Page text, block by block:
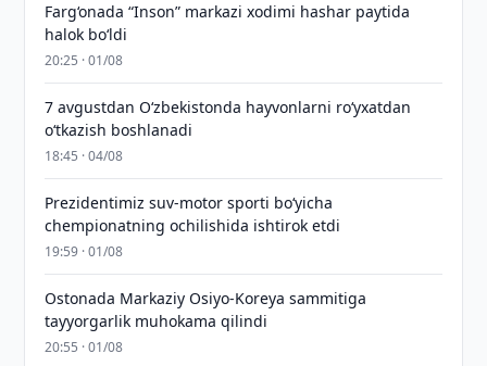
Farg‘onada “Inson” markazi xodimi hashar paytida
halok bo‘ldi
20:25 · 01/08
7 avgustdan O‘zbekistonda hayvonlarni ro‘yxatdan
o‘tkazish boshlanadi
18:45 · 04/08
Prezidentimiz suv-motor sporti bo‘yicha
chempionatning ochilishida ishtirok etdi
19:59 · 01/08
Ostonada Markaziy Osiyo-Koreya sammitiga
tayyorgarlik muhokama qilindi
20:55 · 01/08